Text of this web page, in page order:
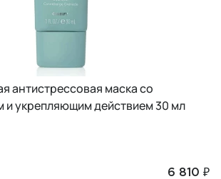
антистрессовая маска со
укрепляющим действием 30 мл
6 810 ₽